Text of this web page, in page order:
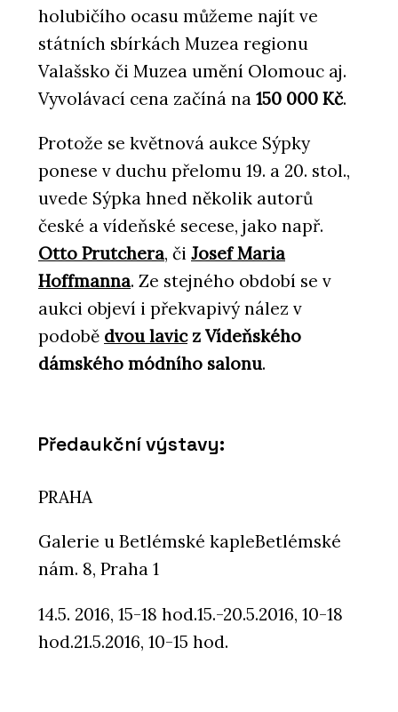
holubičího ocasu můžeme najít ve
státních sbírkách Muzea regionu
Valašsko či Muzea umění Olomouc aj.
Vyvolávací cena začíná na 150 000 Kč.
Protože se květnová aukce Sýpky
ponese v duchu přelomu 19. a 20. stol.,
uvede Sýpka hned několik autorů
české a vídeňské secese, jako např.
Otto Prutchera, či Josef Maria
Hoffmanna. Ze stejného období se v
aukci objeví i překvapivý nález v
podobě dvou lavicz Vídeňského
dámského módního salonu.
Předaukční výstavy:
PRAHA
Galerie u Betlémské kapleBetlémské
nám. 8, Praha 1
14.5. 2016, 15-18 hod.15.-20.5.2016, 10-18
hod.21.5.2016, 10-15 hod.